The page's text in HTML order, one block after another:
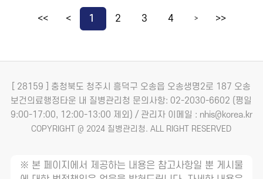
<< < 1 2 3 4 > >>
[ 28159 ] 충청북도 청주시 흥덕구 오송읍 오송생명2로 187 오송
보건의료행정타운 내 질병관리청 문의사항: 02-2030-6602 (평일
9:00-17:00, 12:00-13:00 제외) / 관리자 이메일 : nhis@korea.kr
COPYRIGHT @ 2024 질병관리청. ALL RIGHT RESERVED
※ 본 페이지에서 제공하는 내용은 참고사항일 뿐 게시물